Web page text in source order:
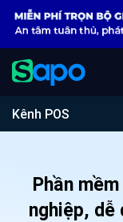
Kênh POS
Phần
nghiệp, dễ